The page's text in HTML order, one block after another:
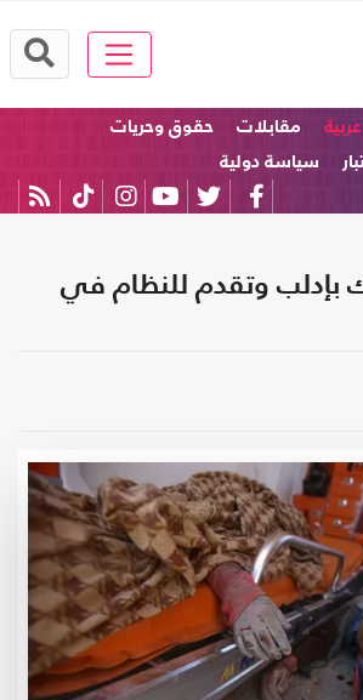
مقابلات
حقوق وحريات
سياسة دولية
بإدلب وتقدم للنظام في